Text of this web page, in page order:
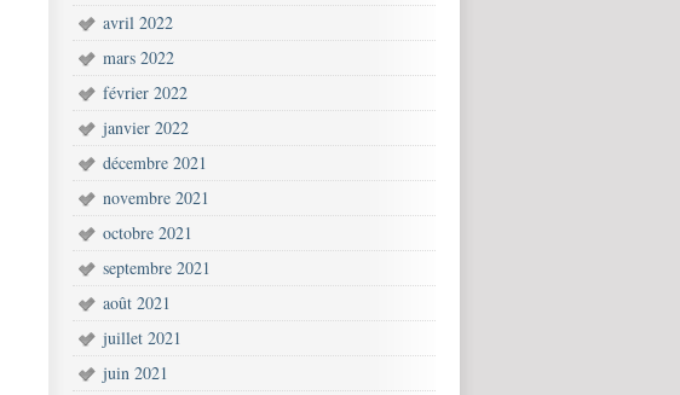
avril 2022
mars 2022
février 2022
janvier 2022
décembre 2021
novembre 2021
octobre 2021
septembre 2021
août 2021
juillet 2021
juin 2021